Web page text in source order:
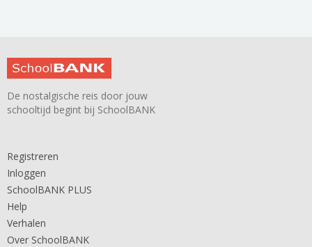
De nostalgische reis door jouw
schooltijd begint bij SchoolBANK
Registreren
Inloggen
SchoolBANK PLUS
Help
Verhalen
Over SchoolBANK